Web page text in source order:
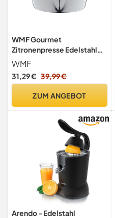
WMF Gourmet
Zitronenpresse Edelstahl
13cm, Zitruspresse
manuell, Saftpresse,
Limettenpresse,
mattiert, für Zitronen,
Orange, Grapfruit
WMF
31,29 € 39,99 €
ZUM ANGEBOT
Arendo - Edelstahl